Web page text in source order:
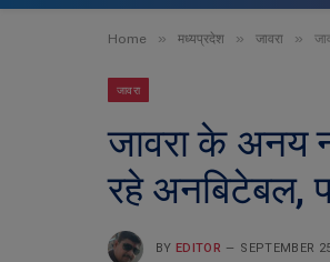
Home » मध्यप्रदेश » जावरा »
जावरा
जावरा के अनय
रहे अनबिटेबल,
BY EDITOR SEPTEMBER